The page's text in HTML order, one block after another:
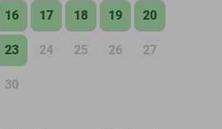
16 17 18 19 20
23 24 25 26 27
30